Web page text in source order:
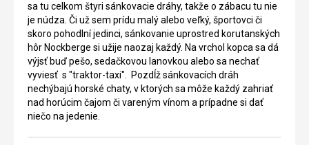
sa tu celkom štyri sánkovacie dráhy, takže o zábacu tu nie
je núdza. Či už sem prídu malý alebo veľký, športovci či
skoro pohodlní jedinci, sánkovanie uprostred korutanských
hôr Nockberge si užije naozaj každý. Na vrchol kopca sa dá
výjsť buď pešo, sedačkovou lanovkou alebo sa nechať
vyviesť s "traktor-taxi". Pozdĺž sánkovacích dráh
nechýbajú horské chaty, v ktorých sa môže každý zahriať
nad horúcim čajom či vareným vínom a prípadne si dať
niečo na jedenie.